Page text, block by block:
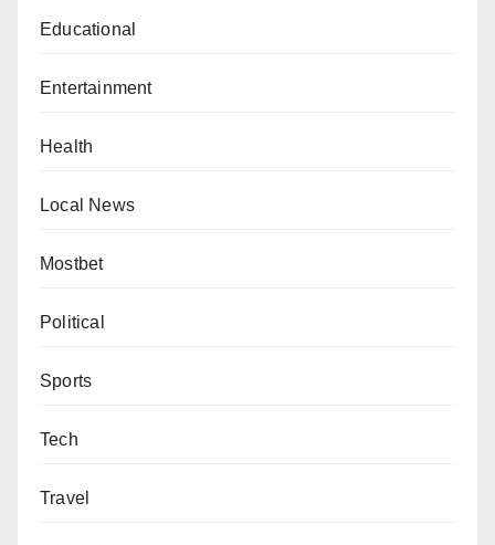
Educational
Entertainment
Health
Local News
Mostbet
Political
Sports
Tech
Travel